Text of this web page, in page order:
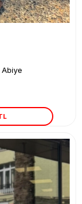
Abiye